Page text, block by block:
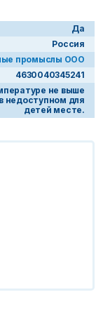
Да
Россия
промыслы ООО
4630040345241
не выше
недоступном для
детей месте.